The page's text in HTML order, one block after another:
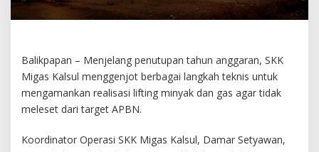
Balikpapan – Menjelang penutupan tahun anggaran, SKK
Migas Kalsul menggenjot berbagai langkah teknis untuk
mengamankan realisasi lifting minyak dan gas agar tidak
meleset dari target APBN.
Koordinator Operasi SKK Migas Kalsul, Damar Setyawan,